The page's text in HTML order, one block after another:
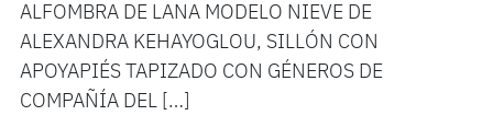
ALFOMBRA DE LANA MODELO NIEVE DE
ALEXANDRA KEHAYOGLOU, SILLÓN CON
APOYAPIÉS TAPIZADO CON GÉNEROS DE
COMPAÑÍA DEL […]